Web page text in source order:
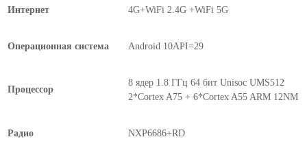
Интернет 4G+WiFi 2.4G +WiFi 5G
Операционная система Android 10API=29
Процессор
8 ядер 1.8 ГГц 64 бит Unisoc UMS512
2*Cortex A75 + 6*Cortex A55 ARM 12NM
Радио NXP6686+RD